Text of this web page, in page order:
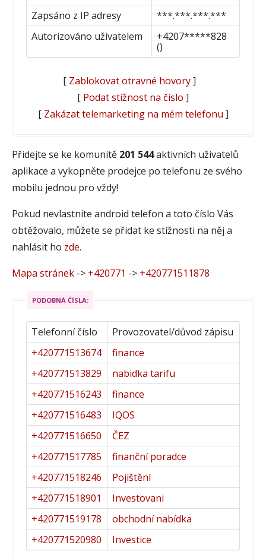
Zapsáno z IP adresy
***.***.***.***
Autorizováno uživatelem
+4207*****828
()
[ Zablokovat otravné hovory]
[ Podat stížnost na číslo ]
[ Zakázat telemarketing na mém telefonu ]
Přidejte se ke komunitě 201 544aktivních uživatelů
aplikace a vykopněte prodejce po telefonu ze svého
mobilu jednou pro vždy!
Pokud nevlastníte android telefon a toto číslo Vás
obtěžovalo, můžete se přidat ke stížnosti na něj a
nahlásit ho zde.
Mapa stránek -> +420771 -> +420771511878
PODOBNÁ ČÍSLA:
Telefonní číslo
Provozovatel/důvod zápisu
+420771513674
finance
+420771513829
nabidka tarifu
+420771516243
finance
+420771516483
IQOS
+420771516650
ČEZ
+420771517785
finanční poradce
+420771518246
Pojištění
+420771518901
Investovani
+420771519178
obchodní nabídka
+420771520980
Investice